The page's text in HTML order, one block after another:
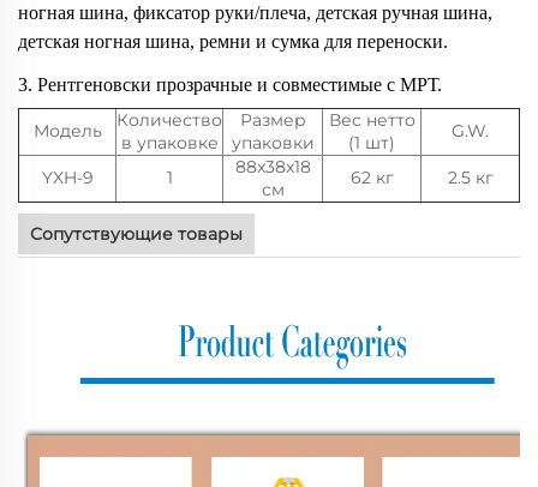
ногная шина, фиксатор руки/плеча, детская ручная шина,
детская ногная шина, ремни и сумка для переноски.
3. Рентгеновски прозрачные и совместимые с МРТ.
Модель
Количество
в упаковке
Размер
упаковки
Вес нетто
(1 шт)
G.W.
YXH-9 1
88x38x18
см
62 кг 2.5 кг
Сопутствующие товары